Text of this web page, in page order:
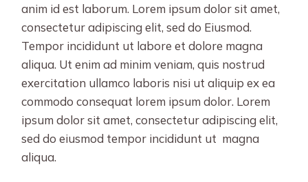
anim id est laborum. Lorem ipsum dolor sit amet,
consectetur adipiscing elit, sed do Eiusmod.
Tempor incididunt ut labore et dolore magna
aliqua. Ut enim ad minim veniam, quis nostrud
exercitation ullamco laboris nisi ut aliquip ex ea
commodo consequat lorem ipsum dolor. Lorem
ipsum dolor sit amet, consectetur adipiscing elit,
sed do eiusmod tempor incididunt ut magna
aliqua.